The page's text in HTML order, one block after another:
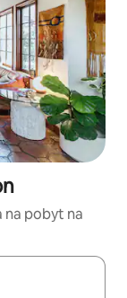
na pobyt na
się po nich za